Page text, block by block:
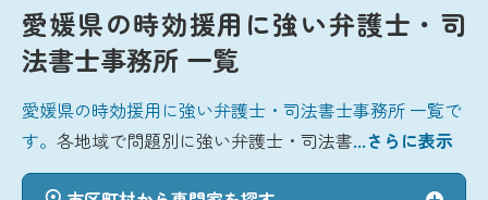
愛媛県の時効援用に強い弁護士・司
法書士事務所 一覧
愛媛県の時効援用に強い弁護士・司法書士事務所 一覧で
す。各地域で問題別に強い弁護士・司法書...さらに表示